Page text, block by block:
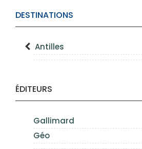
DESTINATIONS
Antilles
ÉDITEURS
Gallimard
Géo